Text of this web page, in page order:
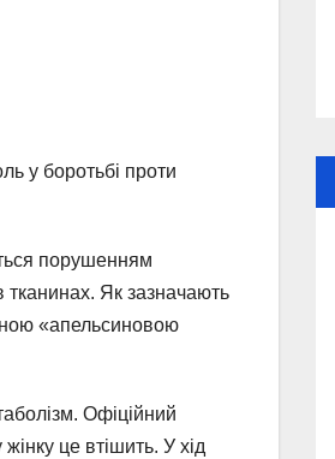
у боротьбі проти
порушенням
тканинах. Як зазначають
«апельсиновою
Офіційний
це втішить. У хід